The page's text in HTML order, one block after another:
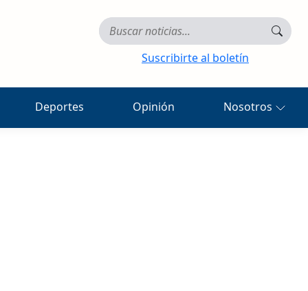
Suscribirte al boletín
Deportes Opinión Nosotros